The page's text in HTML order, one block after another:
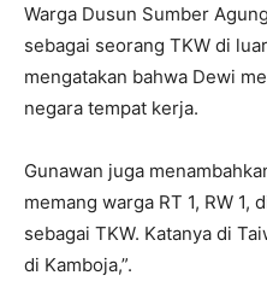
Warga Dusun Sumber
sebagai seorang TKW di
mengatakan bahwa Dewi
negara tempat kerja.
Gunawan juga
memang warga RT 1, RW 1,
sebagai TKW. Katanya di
di Kamboja,”.